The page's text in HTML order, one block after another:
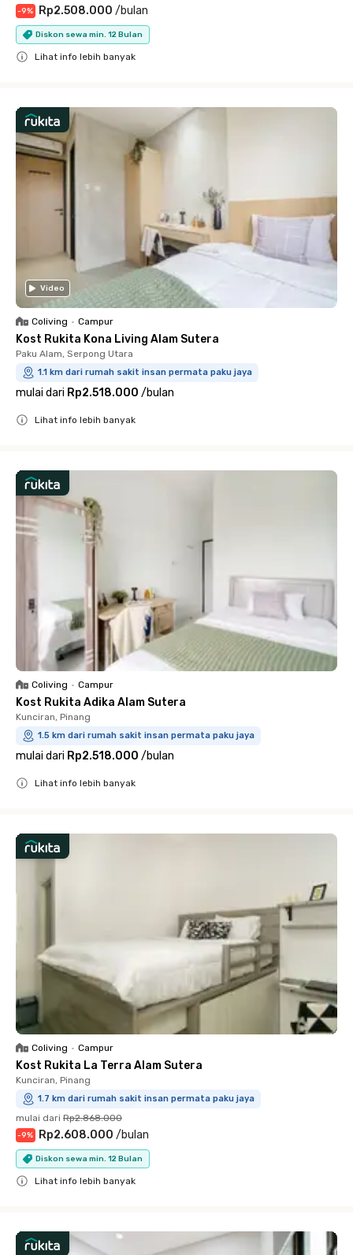
-9% Rp2.508.000 /bulan
Diskon sewa min. 12 Bulan
Lihat info lebih banyak
Video
Coliving • Campur
Kost Rukita Kona Living Alam Sutera
Paku Alam, Serpong Utara
1.1 km dari rumah sakit insan permata paku jaya
mulai dari Rp2.518.000 /bulan
Lihat info lebih banyak
Coliving • Campur
Kost Rukita Adika Alam Sutera
Kunciran, Pinang
1.5 km dari rumah sakit insan permata paku jaya
mulai dari Rp2.518.000 /bulan
Lihat info lebih banyak
Coliving • Campur
Kost Rukita La Terra Alam Sutera
Kunciran, Pinang
1.7 km dari rumah sakit insan permata paku jaya
mulai dari Rp2.868.000
-9% Rp2.608.000 /bulan
Diskon sewa min. 12 Bulan
Lihat info lebih banyak